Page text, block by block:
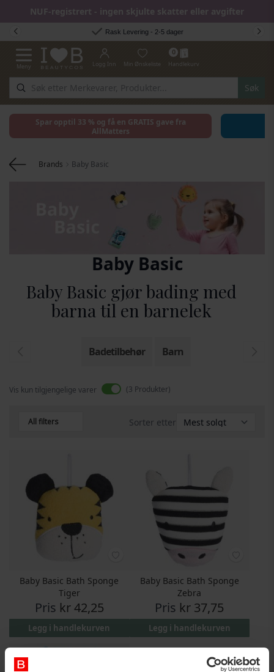
NUF-registrert - ingen skjulte skatter eller avgifter
Hopp til innhold
Rask Levering - 2-5 dager
Toggle Nav
Meny
Søk
Logg Inn Min Ønskeliste
0
Handlekurv
Spar opptil 33 % og få en GRATIS gave fra
AllMatters
Brands Baby Basic
Baby Basic
Baby Basic gjør bading med
barna til en barnelek
Badetilbehør Barn
Vis kun tilgjengelige varer 3 Produkter
All filters Sorter etter
Baby Basic Bath Sponge
Tiger
Pris kr 42,25
Legg i handlekurven
Baby Basic Bath Sponge
Zebra
Pris kr 37,75
Legg i handlekurven